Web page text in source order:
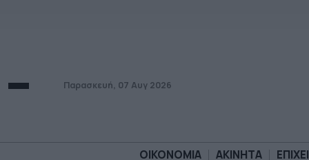
Παρασκευή, 07 Αυγ 2026
ΟΙΚΟΝΟΜΙΑ ΑΚΙΝΗΤΑ